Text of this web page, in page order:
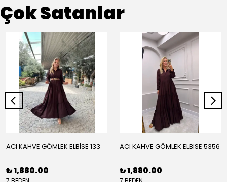
Çok Satanlar
ACI KAHVE GÖMLEK ELBİSE 133
₺ 1,880.00
ACI KAHVE GÖMLEK ELBISE 5356
₺ 1,880.00